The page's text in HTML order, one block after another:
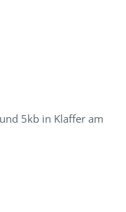
5kb in Klaffer am